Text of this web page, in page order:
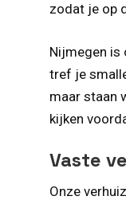
zodat je op
Nijmegen is
tref je
maar staan
kijken
Vaste
Onze